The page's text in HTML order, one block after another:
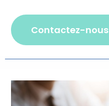
contactez-nous